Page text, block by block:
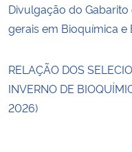
Divulgação do
gerais em Bioquímica
RELAÇÃO DOS
INVERNO DE
2026)